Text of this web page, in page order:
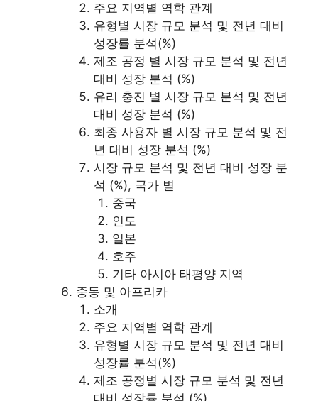
주요 지역별 역학 관계
유형별 시장 규모 분석 및 전년 대비
성장률 분석(%)
제조 공정 별 시장 규모 분석 및 전년
대비 성장 분석 (%)
유리 충진 별 시장 규모 분석 및 전년
대비 성장 분석 (%)
최종 사용자 별 시장 규모 분석 및 전
년 대비 성장 분석 (%)
시장 규모 분석 및 전년 대비 성장 분
석 (%), 국가 별
중국
인도
일본
호주
기타 아시아 태평양 지역
중동 및 아프리카
소개
주요 지역별 역학 관계
유형별 시장 규모 분석 및 전년 대비
성장률 분석(%)
제조 공정별 시장 규모 분석 및 전년